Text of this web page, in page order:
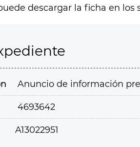
descargar la ficha en los
Anuncio de información
4693642
A13022951